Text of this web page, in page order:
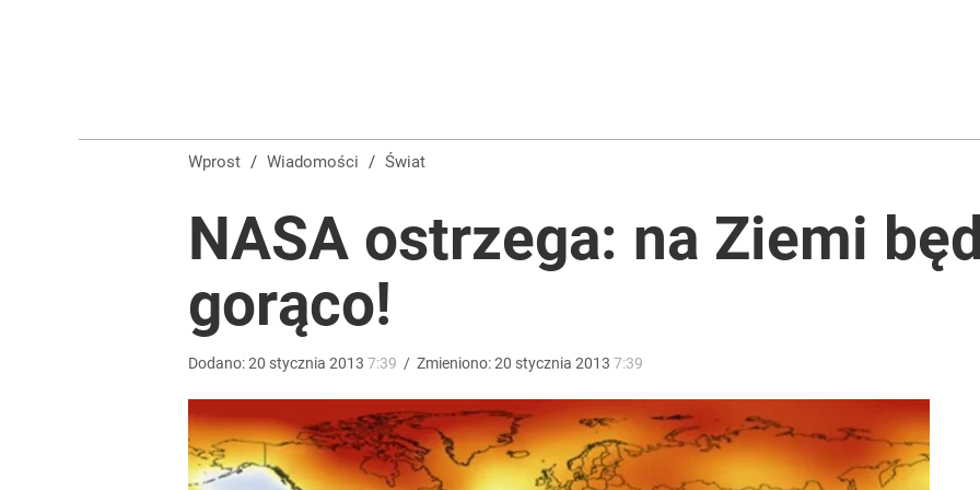
Nawrocki ma szansę na drugą kadencję? Tak ocenili go Polacy. Sondaż dla „Wprost”
Potężne utrudnienia na obwodnicy Warszawy. Cztery pasy zablokowane
Wprost / Wiadomości / Świat
NASA ostrzega: na Ziemi
gorąco!
Dodano:20 stycznia 2013 7:39 / Zmieniono:20 stycznia 2013 7:39